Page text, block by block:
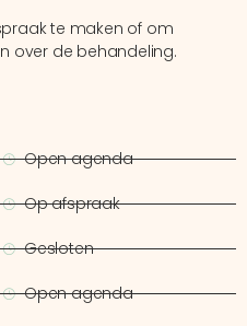
te maken of om
over de behandeling.
Open agenda
Op afspraak
Gesloten
Open agenda